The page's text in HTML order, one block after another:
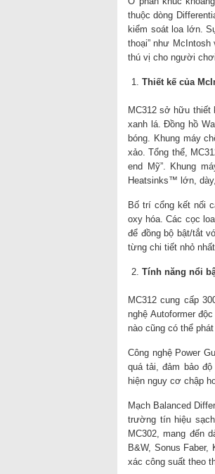
thuộc dòng
kiểm soát loa lớn.
thoại” như
thú vị cho người
Thiết kế của
MC312 sở hữu thiết
xanh lá. Đồng hồ
bóng. Khung máy
xảo. Tổng thể,
end Mỹ”. Khung
Heatsinks™ lớn,
Bố trí cổng kết nối
oxy hóa. Các cọc
để đồng bộ bật/tắt
từng chi tiết nhỏ
Tính năng nổi
MC312 cung cấp
nghệ Autoformer
nào cũng có thể
Công nghệ Power
quá tải, đảm bảo
hiện nguy cơ chập
Mạch Balanced
trường tín hiệu
MC302, mang đến
B&W, Sonus
xác công suất theo